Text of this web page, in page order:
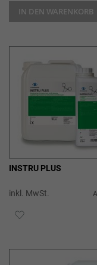
IN DEN WARENKORB
INSTRU PLUS
inkl. MwSt.
ZUR